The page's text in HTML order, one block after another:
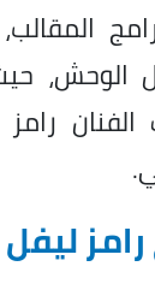
الوحش،